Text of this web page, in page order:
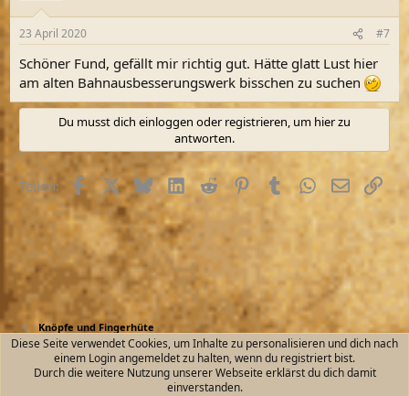
23 April 2020 #7
Schöner Fund, gefällt mir richtig gut. Hätte glatt Lust hier
am alten Bahnausbesserungswerk bisschen zu suchen
Du musst dich einloggen oder registrieren, um hier zu
antworten.
Teilen: Facebook
X (Twitter)
BlueskyLinkedInReddit PinterestTumblrWhatsApp
E-MailLink
Knöpfe und Fingerhüte
Kontakt Nutzungsbedingungen
Datenschutz
Start
R
Diese Seite verwendet Cookies, um Inhalte zu personalisieren und dich nach
einem Login angemeldet zu halten, wenn du registriert bist.
Durch die weitere Nutzung unserer Webseite erklärst du dich damit
einverstanden.